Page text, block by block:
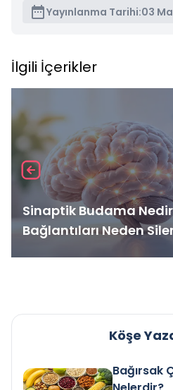
Yayınlanma Tarihi:03
İlgili İçerikler
Sinaptik Budama
Bağlantıları Neden
Köşe
Bağırsak